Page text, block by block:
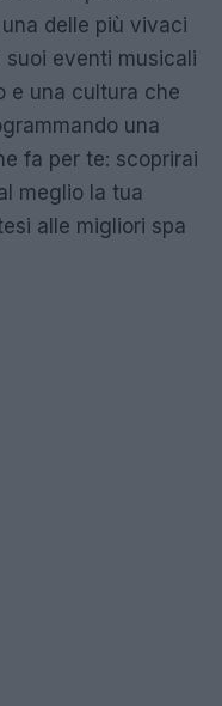
delle più vivaci
eventi musicali
e una cultura che
una
fa per te: scoprirai
meglio la tua
alle migliori spa